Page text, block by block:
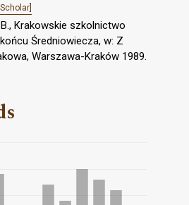
Krakowskie szkolnictwo
Średniowiecza, w: Z
Warszawa-Kraków 1989.